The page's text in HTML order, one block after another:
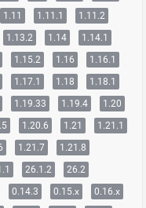
1.11 1.11.1
1.11.2
1.13.2 1.14
1.14.1
1.15.2 1.16
1.16.1
1.17.1 1.18
1.18.1
1.19.33 1.19.4
1.20
1.20.6 1.21
1.21.1
1.21.7
1.21.8
26.1.2 26.2
0.14.3 0.15.x
0.16.x